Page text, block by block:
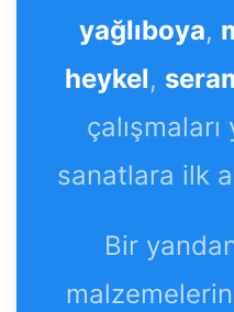
yağlıboya,
heykel,
sanatlara ilk
Bir